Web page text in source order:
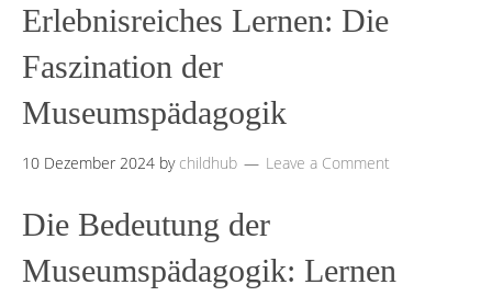
Erlebnisreiches Lernen: Die
Faszination der
Museumspädagogik
10 Dezember 2024 by childhub Leave a Comment
Die Bedeutung der
Museumspädagogik: Lernen